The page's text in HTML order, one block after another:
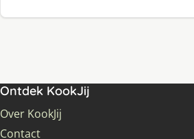
Ontdek KookJij
Over KookJij
Contact